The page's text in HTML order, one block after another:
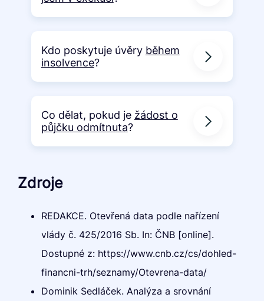
Kdo poskytuje úvěry během
insolvence?
Co dělat, pokud je žádost o
půjčku odmítnuta?
Zdroje
REDAKCE. Otevřená data podle nařízení
vlády č. 425/2016 Sb. In: ČNB [online].
Dostupné z: https://www.cnb.cz/cs/dohled-
financni-trh/seznamy/Otevrena-data/
Dominik Sedláček. Analýza a srovnání